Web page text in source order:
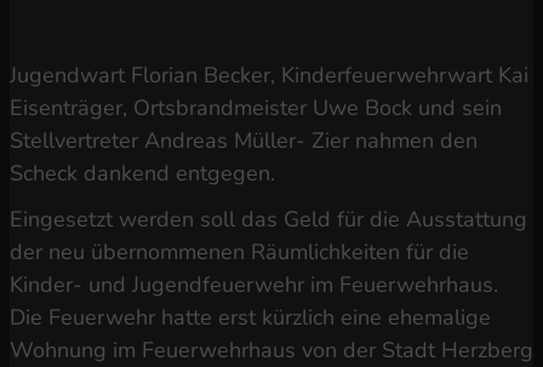
Jugendwart Florian Becker, Kinderfeuerwehrwart Kai
Eisenträger, Ortsbrandmeister Uwe Bock und sein
Stellvertreter Andreas Müller- Zier nahmen den
Scheck dankend entgegen.
Eingesetzt werden soll das Geld für die Ausstattung
der neu übernommenen Räumlichkeiten für die
Kinder- und Jugendfeuerwehr im Feuerwehrhaus.
Die Feuerwehr hatte erst kürzlich eine ehemalige
Wohnung im Feuerwehrhaus von der Stadt Herzberg